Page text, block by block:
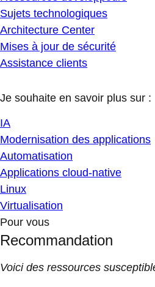
Sujets technologiques
Architecture Center
Mises à jour de sécurité
Assistance clients
Je souhaite en savoir plus sur :
IA
Modernisation des applications
Automatisation
Applications cloud-native
Linux
Virtualisation
Pour vous
Recommandation
Voici des ressources